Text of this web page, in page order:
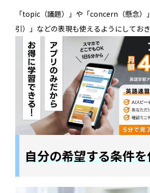
「topic（議題）」や「concern（懸念）
引）」などの表現も使えるようにしておき
自分の希望する条件を